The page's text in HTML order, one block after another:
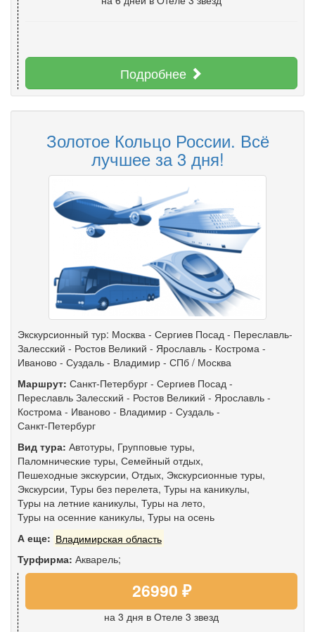
Подробнее
Золотое Кольцо России. Всё
лучшее за 3 дня!
Экскурсионный тур: Москва - Сергиев Посад - Переславль-
Залесский - Ростов Великий - Ярославль - Кострома -
Иваново - Суздаль - Владимир - СПб / Москва
Маршрут: Санкт-Петербург - Сергиев Посад -
Переславль Залесский - Ростов Великий - Ярославль -
Кострома - Иваново - Владимир - Суздаль -
Санкт-Петербург
Вид тура: Автотуры, Групповые туры,
Паломнические туры, Семейный отдых,
Пешеходные экскурсии, Отдых, Экскурсионные туры,
Экскурсии, Туры без перелета, Туры на каникулы,
Туры на летние каникулы, Туры на лето,
Туры на осенние каникулы, Туры на осень
А еще: Владимирская область
Турфирма: Акварель;
26990 ₽
на 3 дня в Отеле 3 звезд